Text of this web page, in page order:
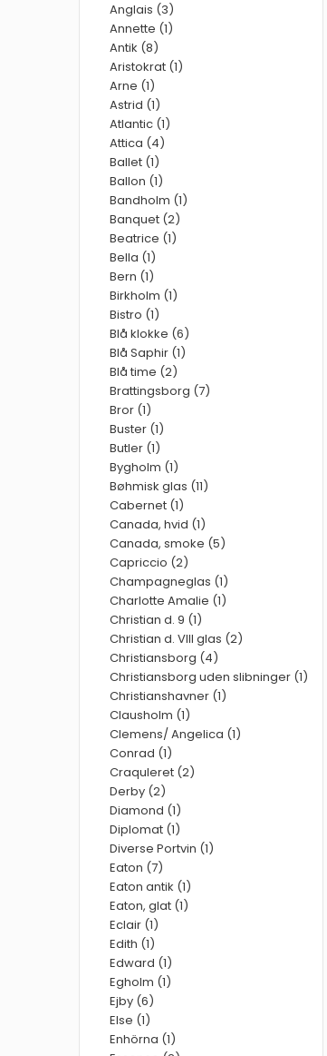
Anglais (3)
Annette (1)
Antik (8)
Aristokrat (1)
Arne (1)
Astrid (1)
Atlantic (1)
Attica (4)
Ballet (1)
Ballon (1)
Bandholm (1)
Banquet (2)
Beatrice (1)
Bella (1)
Bern (1)
Birkholm (1)
Bistro (1)
Blå klokke (6)
Blå Saphir (1)
Blå time (2)
Brattingsborg (7)
Bror (1)
Buster (1)
Butler (1)
Bygholm (1)
Bøhmisk glas (11)
Cabernet (1)
Canada, hvid (1)
Canada, smoke (5)
Capriccio (2)
Champagneglas (1)
Charlotte Amalie (1)
Christian d. 9 (1)
Christian d. VIII glas (2)
Christiansborg (4)
Christiansborg uden slibninger (1)
Christianshavner (1)
Clausholm (1)
Clemens/ Angelica (1)
Conrad (1)
Craquleret (2)
Derby (2)
Diamond (1)
Diplomat (1)
Diverse Portvin (1)
Eaton (7)
Eaton antik (1)
Eaton, glat (1)
Eclair (1)
Edith (1)
Edward (1)
Egholm (1)
Ejby (6)
Else (1)
Enhörna (1)